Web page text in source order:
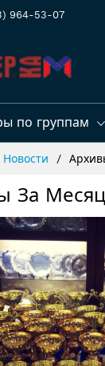
964-53-07
по группам
Новости
За